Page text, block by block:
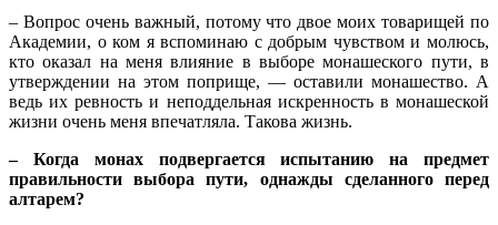
– Вопрос очень важный, потому что двое моих товарищей по
Академии, о ком я вспоминаю с добрым чувством и молюсь,
кто оказал на меня влияние в выборе монашеского пути, в
утверждении на этом поприще, — оставили монашество. А
ведь их ревность и неподдельная искренность в монашеской
жизни очень меня впечатляла. Такова жизнь.
– Когда монах подвергается испытанию на предмет
правильности выбора пути, однажды сделанного перед
алтарем?